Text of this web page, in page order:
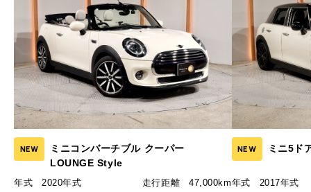
NEW
ミニコンバーチブル クーパー
LOUNGE Style
年式 2020年式 走行距離 47,000km
NEW ミニ5ド
年式 2017年式